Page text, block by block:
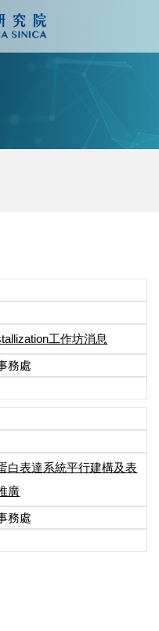
工作坊消息
務處
白表達系統平行建構及表
廣
務處